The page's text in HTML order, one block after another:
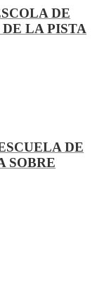
DE
DE LA PISTA
DE
SOBRE